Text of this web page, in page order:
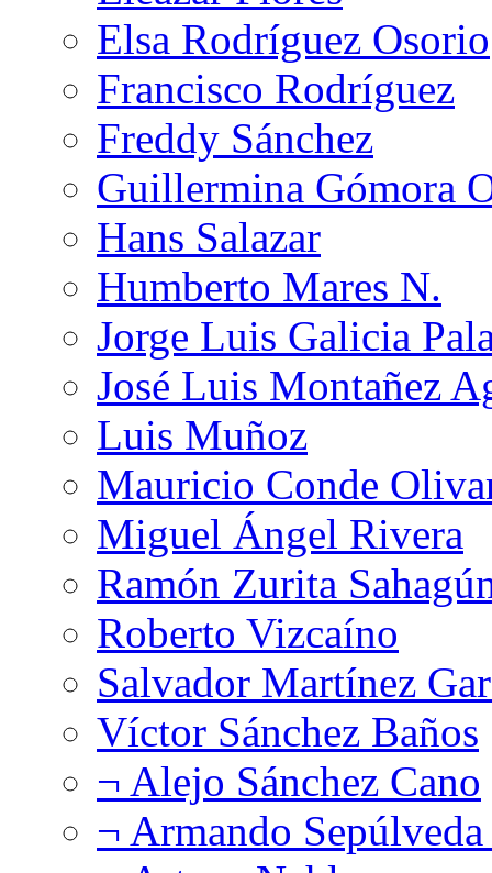
Elsa Rodríguez Osorio
Francisco Rodríguez
Freddy Sánchez
Guillermina Gómora
Hans Salazar
Humberto Mares N.
Jorge Luis Galicia
José Luis Montañez
Luis Muñoz
Mauricio Conde
Miguel Ángel Rivera
Ramón Zurita
Roberto Vizcaíno
Salvador Martínez
Víctor Sánchez Baños
¬ Alejo Sánchez Cano
¬ Armando